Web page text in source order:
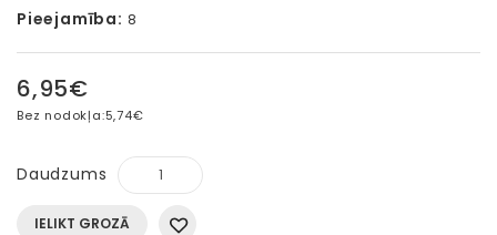
Pieejamība: 8
6,95€
Bez nodokļa:5,74€
Daudzums
IELIKT GROZĀ